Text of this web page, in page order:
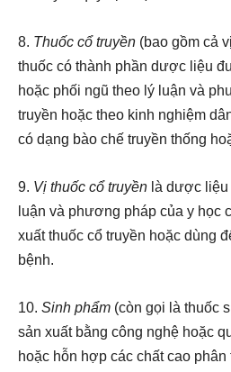
8. Thuốc cổ truyền (bao gồm cả
thuốc có thành phần dược liệu
hoặc phối ngũ theo lý luận và
truyền hoặc theo kinh nghiệm
có dạng bào chế truyền thống
9. Vị thuốc cổ truyền là dược
luận và phương pháp của y học
xuất thuốc cổ truyền hoặc dùng
bệnh.
10. Sinh phẩm (còn gọi là thuốc
sản xuất bằng công nghệ hoặc
hoặc hỗn hợp các chất cao